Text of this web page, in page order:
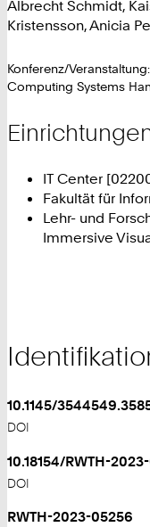
Albrecht Schmidt,
Kristensson, Anicia
Konferenz/
Computing Systems
IT Center
Fakultät für
Lehr- und
Immersive
10.1145/
DOI
10.18154/RWTH-
DOI
RWTH-2023-05256